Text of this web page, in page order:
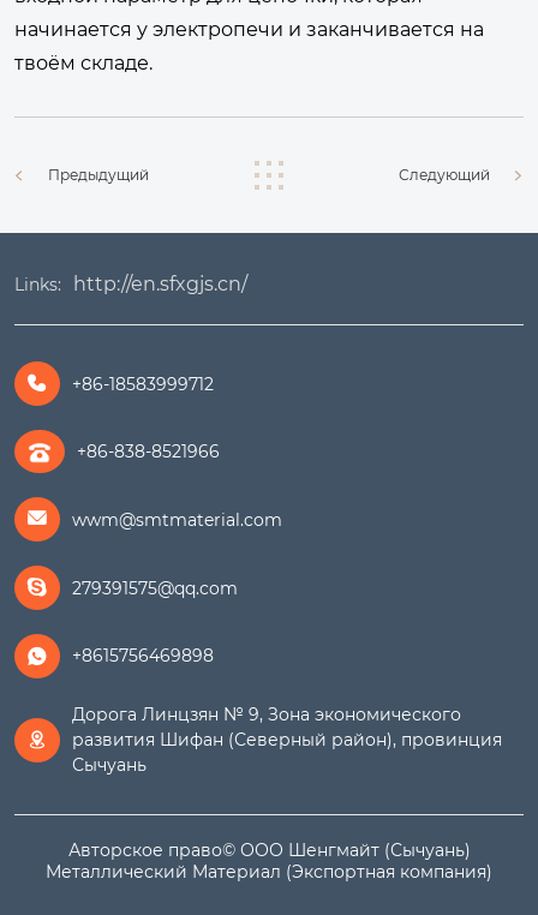
начинается у электропечи и заканчивается на
твоём складе.
Предыдущий Следующий
Links: http://en.sfxgjs.cn/
 +86-18583999712
+86-838-8521966
 wwm@smtmaterial.com
 279391575@qq.com
 +8615756469898

Дорога Линцзян № 9, Зона экономического
развития Шифан (Северный район), провинция
Сычуань
Авторское право© ООО Шенгмайт (Сычуань)
Металлический Материал (Экспортная компания)